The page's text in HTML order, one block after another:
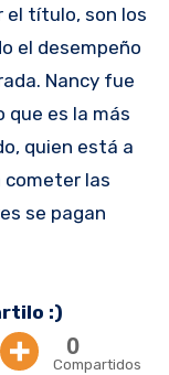
el título, son los
el desempeño
Nancy fue
que es la más
quien está a
cometer las
se pagan
:)
0
Compartidos